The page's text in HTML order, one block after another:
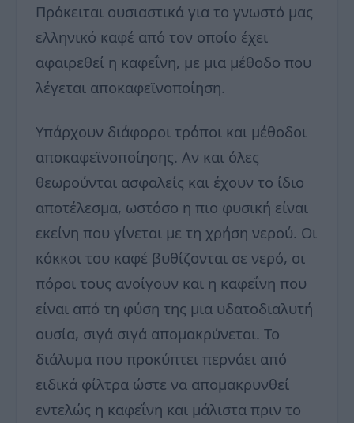
Πρόκειται ουσιαστικά για το γνωστό μας
ελληνικό καφέ από τον οποίο έχει
αφαιρεθεί η καφεΐνη, με μια μέθοδο που
λέγεται αποκαφεϊνοποίηση.
Υπάρχουν διάφοροι τρόποι και μέθοδοι
αποκαφεϊνοποίησης. Αν και όλες
θεωρούνται ασφαλείς και έχουν το ίδιο
αποτέλεσμα, ωστόσο η πιο φυσική είναι
εκείνη που γίνεται με τη χρήση νερού. Οι
κόκκοι του καφέ βυθίζονται σε νερό, οι
πόροι τους ανοίγουν και η καφεΐνη που
είναι από τη φύση της μια υδατοδιαλυτή
ουσία, σιγά σιγά απομακρύνεται. Το
διάλυμα που προκύπτει περνάει από
ειδικά φίλτρα ώστε να απομακρυνθεί
εντελώς η καφεΐνη και μάλιστα πριν το